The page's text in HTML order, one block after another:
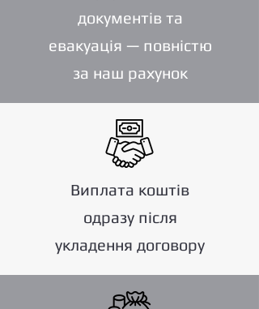
документів та
евакуація — повністю
за наш рахунок
Виплата коштів
одразу після
укладення договору